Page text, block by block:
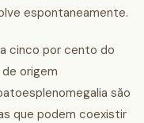
espontaneamente.
cinco por cento do
origem
são
que podem coexistir